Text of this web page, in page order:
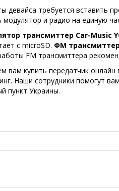
девайса требуется вставить
модулятор и радио на единую
трансмиттер Car-Music
c microSD. ФМ
FM трансмиттера
вам купить передатчик
Наши сотрудники помогут
пункт Украины.